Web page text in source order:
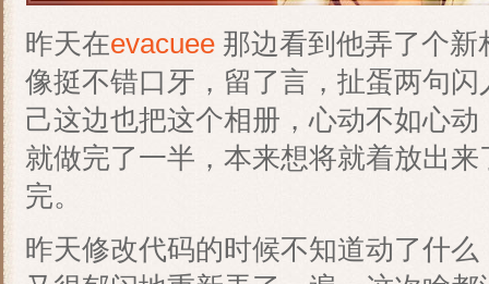
昨天在evacuee 那边看到他弄了个
像挺不错口牙，留了言，扯蛋两句
己这边也把这个相册，心动不如心
就做完了一半，本来想将就着放出
完。
昨天修改代码的时候不知道动了什